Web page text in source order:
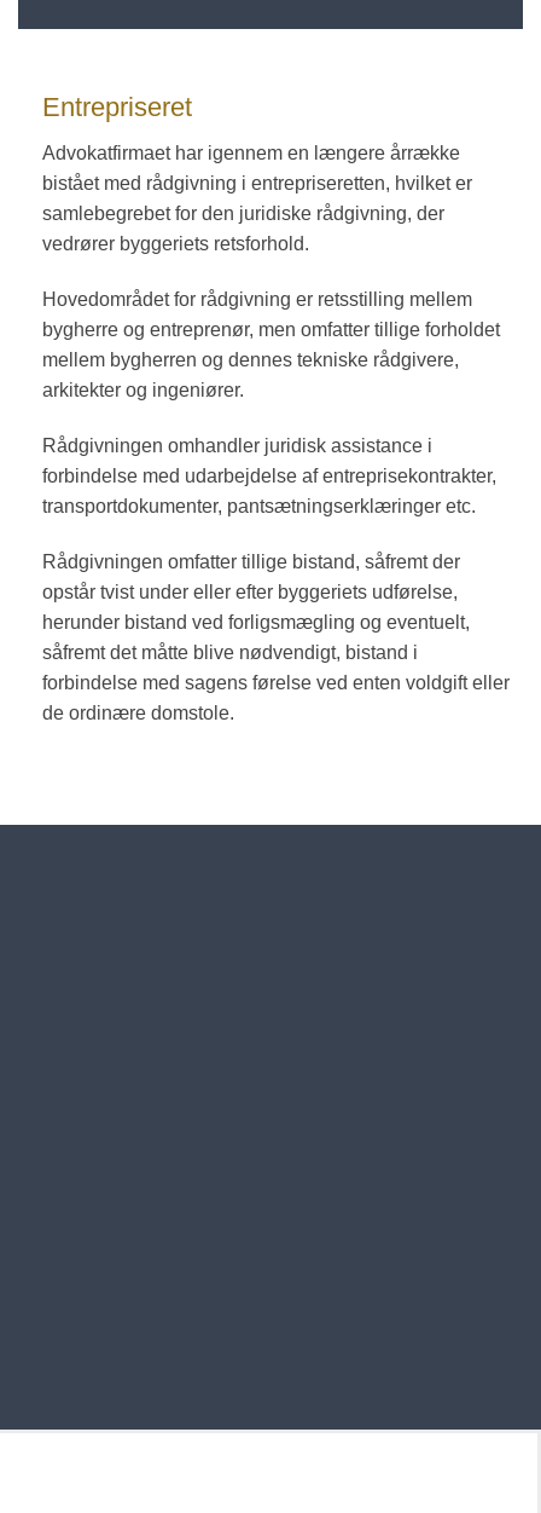
Entrepriseret
Advokatfirmaet har igennem en længere årrække
bistået med rådgivning i entrepriseretten, hvilket er
samlebegrebet for den juridiske rådgivning, der
vedrører byggeriets retsforhold.
Hovedområdet for rådgivning er retsstilling mellem
bygherre og entreprenør, men omfatter tillige forholdet
mellem bygherren og dennes tekniske rådgivere,
arkitekter og ingeniører.
Rådgivningen omhandler juridisk assistance i
forbindelse med udarbejdelse af entreprisekontrakter,
transportdokumenter, pantsætningserklæringer etc.
Rådgivningen omfatter tillige bistand, såfremt der
opstår tvist under eller efter byggeriets udførelse,
herunder bistand ved forligsmægling og eventuelt,
såfremt det måtte blive nødvendigt, bistand i
forbindelse med sagens førelse ved enten voldgift eller
de ordinære domstole.